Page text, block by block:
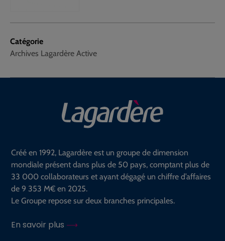
Catégorie
Archives Lagardère Active
Créé en 1992, Lagardère est un groupe de dimension
mondiale présent dans plus de 50 pays, comptant plus de
33 000 collaborateurs et ayant dégagé un chiffre d’affaires
de 9 353 M€ en 2025.
Le Groupe repose sur deux branches principales.
En savoir plus